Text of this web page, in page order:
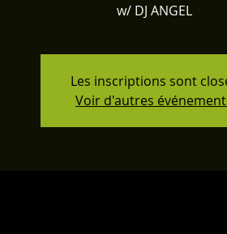
w/ DJ ANGEL
Les inscriptions sont
Voir d'autres